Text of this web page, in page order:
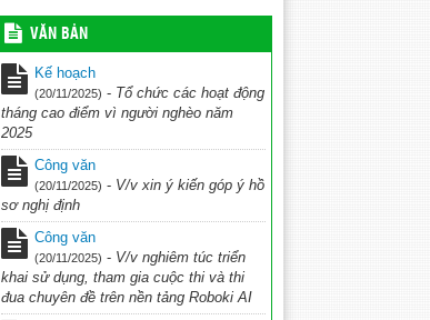
Kế hoạch Triển khai thực hiện đề án
“Đưa tiếng Anh trở thành ngôn ngữ thứ
hai trong trường học” giai đoạn 2025 –
2035, tầm nhìn 2045
(26/11/2025)
KẾ HOẠCH Tổ chức cuộc thi Ứng
dụng công nghệ AI vào giảng dạy chào
mừng Kỷ niệm 43 năm ngày nhà giáo
Việt Nam (20/11/1982 – 20/11/2025)
năm học 2025-2026 (28/10/2025)
kế hoạch Thi đua chuyên đề ” Đẩy
nhanh chuyển đổi số và UDCN AI trên
nền tảng ROBOKI (20/10/2025)
VĂN BẢN
Kế hoạch
(20/11/2025) - Tổ chức các hoạt động
tháng cao điểm vì người nghèo năm
2025
Công văn
(20/11/2025) - V/v xin ý kiến góp ý hồ
sơ nghị định
Công văn
(20/11/2025) - V/v nghiêm túc triển
khai sử dụng, tham gia cuộc thi và thi
đua chuyên đề trên nền tảng Roboki AI